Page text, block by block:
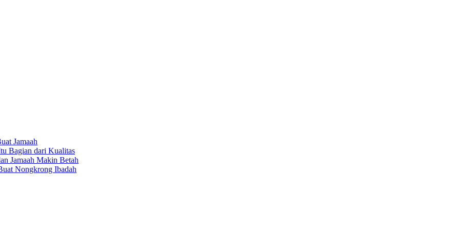
Jamaah
Bagian dari Kualitas
Jamaah Makin Betah
Nongkrong Ibadah